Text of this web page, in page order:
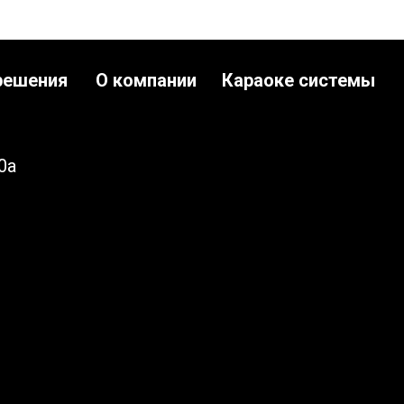
О компании Караоке системы